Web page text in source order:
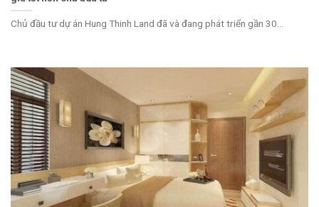
Chủ đầu tư dự án Hung Thinh Land đã và đang phát triển gần 30...